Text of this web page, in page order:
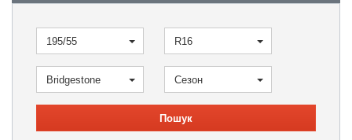
195/55 R16
Bridgestone Сезон
Пошук